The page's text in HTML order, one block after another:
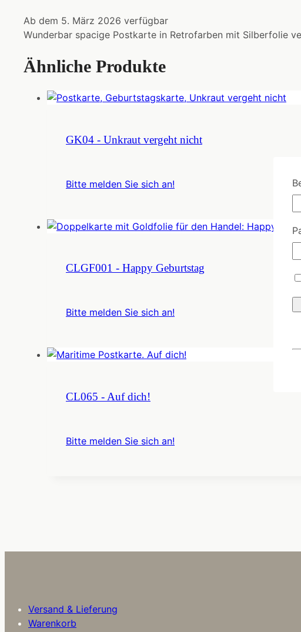
Ab dem 5. März 2026 verfügbar
Wunderbar spacige Postkarte in Retrofarben mit Silberfolie
Ähnliche Produkte
GK04 - Unkraut vergeht nicht
Bitte melden Sie sich an!
CLGF001 - Happy Geburtstag
Bitte melden Sie sich an!
CL065 - Auf dich!
Bitte melden Sie sich an!
Versand & Lieferung
Warenkorb